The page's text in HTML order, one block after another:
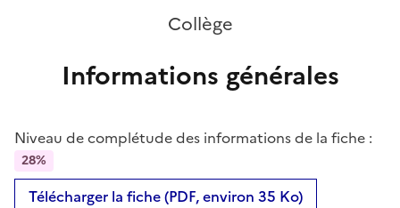
Collège
Informations générales
Niveau de complétude des informations de la fiche :
28%
Télécharger la fiche (PDF, environ 35 Ko)